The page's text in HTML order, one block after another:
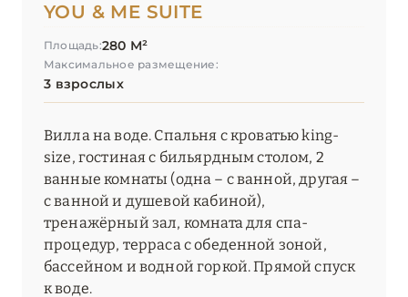
YOU & ME SUITE
Площадь:280 М²
Максимальное размещение:
3 взрослых
Вилла на воде. Спальня с кроватью king-
size, гостиная с бильярдным столом, 2
ванные комнаты (одна – с ванной, другая –
с ванной и душевой кабиной),
тренажёрный зал, комната для спа-
процедур, терраса с обеденной зоной,
бассейном и водной горкой. Прямой спуск
к воде.